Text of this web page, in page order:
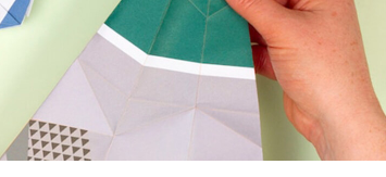
最近チェックした商品
ORDER HISTORY
注文履歴
ABOUT US